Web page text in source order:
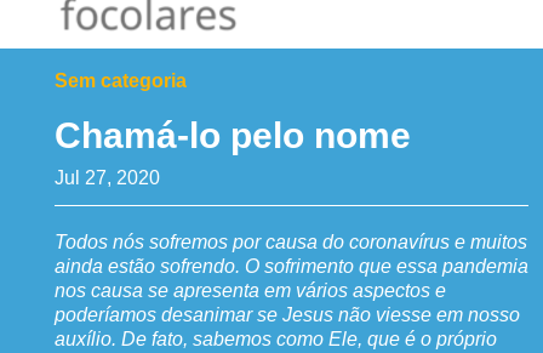
Sem categoria
Chamá-lo pelo nome
Jul 27, 2020
Todos nós sofremos por causa do coronavírus e muitos
ainda estão sofrendo. O sofrimento que essa pandemia
nos causa se apresenta em vários aspectos e
poderíamos desanimar se Jesus não viesse em nosso
auxílio. De fato, sabemos como Ele, que é o próprio